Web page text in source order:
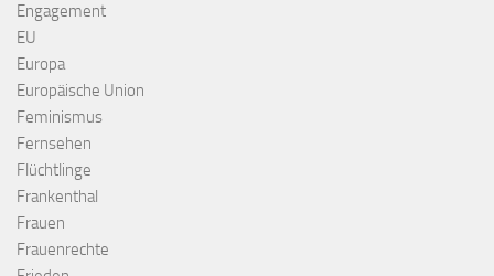
Engagement
EU
Europa
Europäische Union
Feminismus
Fernsehen
Flüchtlinge
Frankenthal
Frauen
Frauenrechte